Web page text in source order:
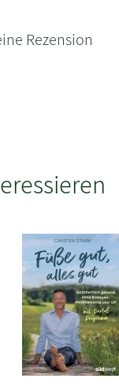
Rezension